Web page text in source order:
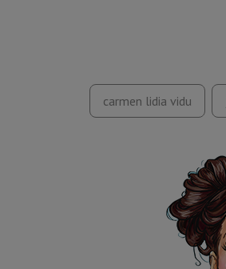
carmen lidia vidu